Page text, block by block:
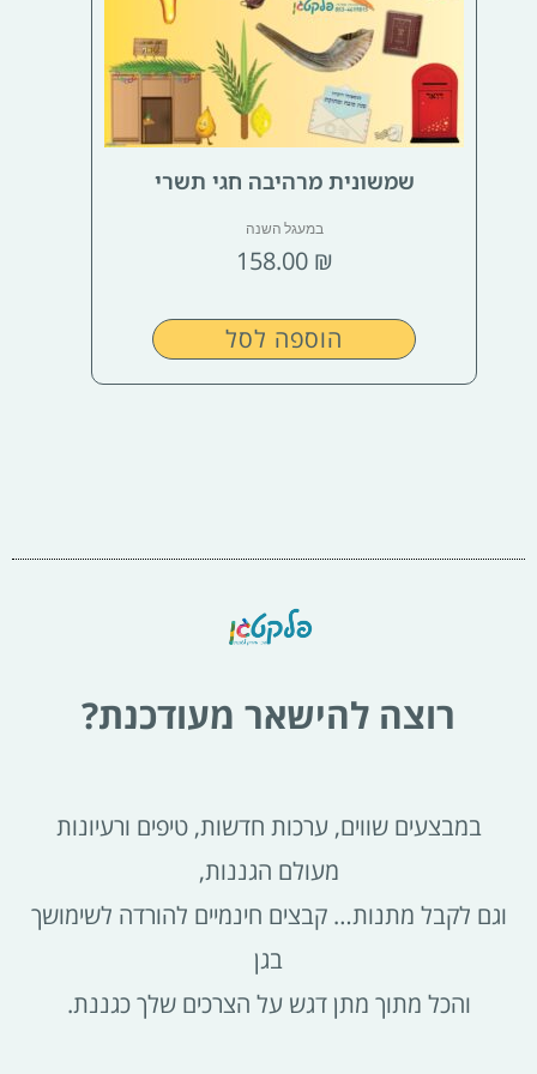
שמשונית מרהיבה חגי תשרי
במעגל השנה
158.00 ₪
הוספה לסל
רוצה להישאר מעודכנת?
במבצעים שווים, ערכות חדשות, טיפים ורעיונות
מעולם הגננות,
וגם לקבל מתנות… קבצים חינמיים להורדה לשימושך
בגן
והכל מתוך מתן דגש על הצרכים שלך כגננת.